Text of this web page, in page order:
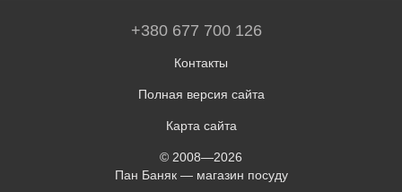
+380 677 700 126
Контакты
Полная версия сайта
Карта сайта
© 2008—2026
Пан Баняк — магазин посуду